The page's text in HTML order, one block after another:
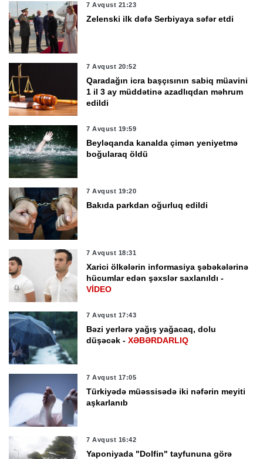
7 Avqust 21:23
Zelenski ilk dəfə Serbiyaya səfər etdi
7 Avqust 20:52
Qaradağın icra başçısının sabiq müavini
1 il 3 ay müddətinə azadlıqdan məhrum
edildi
7 Avqust 19:59
Beyləqanda kanalda çimən yeniyetmə
boğularaq öldü
7 Avqust 19:20
Bakıda parkdan oğurluq edildi
7 Avqust 18:31
Xarici ölkələrin informasiya şəbəkələrinə
hücumlar edən şəxslər saxlanıldı -
VİDEO
7 Avqust 17:43
Bəzi yerlərə yağış yağacaq, dolu
düşəcək -XƏBƏRDARLIQ
7 Avqust 17:05
Türkiyədə müəssisədə iki nəfərin meyiti
aşkarlanıb
7 Avqust 16:42
Yaponiyada "Dolfin" tayfununa görə